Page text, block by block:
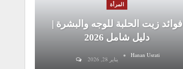
المرأة
فوائد زيت الحلبة للوجه والبشرة |
دليل شامل 2026
Hanan Usrati
يناير 28, 2026